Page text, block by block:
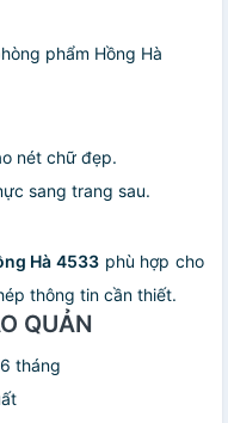
phẩm Hồng Hà
nét chữ đẹp.
sang trang sau.
Hà 4533 phù hợp cho
thông tin cần thiết.
QUẢN
tháng